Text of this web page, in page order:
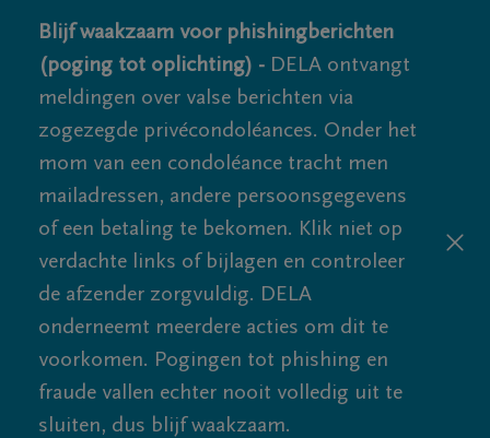
Blijf waakzaam voor phishingberichten
(poging tot oplichting) - DELA ontvangt
meldingen over valse berichten via
zogezegde privécondoléances. Onder het
mom van een condoléance tracht men
mailadressen, andere persoonsgegevens
of een betaling te bekomen. Klik niet op
verdachte links of bijlagen en controleer
de afzender zorgvuldig. DELA
onderneemt meerdere acties om dit te
voorkomen. Pogingen tot phishing en
fraude vallen echter nooit volledig uit te
sluiten, dus blijf waakzaam.